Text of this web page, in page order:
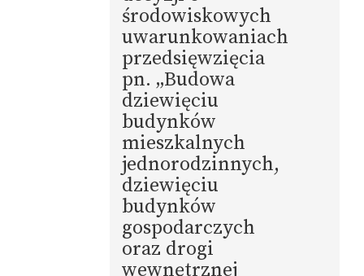
środowiskowych
uwarunkowaniach
przedsięwzięcia
pn. „Budowa
dziewięciu
budynków
mieszkalnych
jednorodzinnych,
dziewięciu
budynków
gospodarczych
oraz drogi
wewnętrznej